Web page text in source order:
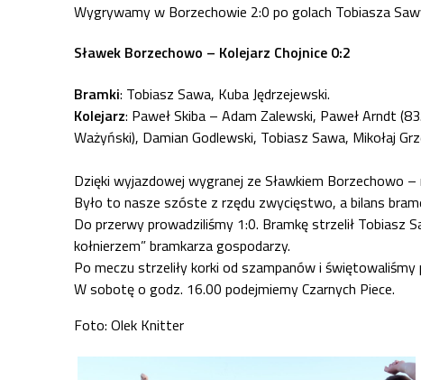
Wygrywamy w Borzechowie 2:0 po golach Tobiasza
Sławek Borzechowo – Kolejarz Chojnice 0:2
Bramki: Tobiasz Sawa, Kuba Jędrzejewski.
Kolejarz: Paweł Skiba – Adam Zalewski, Paweł Arndt
Ważyński), Damian Godlewski, Tobiasz Sawa, Mikołaj
Dzięki wyjazdowej wygranej ze Sławkiem Borzechowo
Było to nasze szóste z rzędu zwycięstwo, a bilans
Do przerwy prowadziliśmy 1:0. Bramkę strzelił Tobiasz
kołnierzem” bramkarza gospodarzy.
Po meczu strzeliły korki od szampanów i
W sobotę o godz. 16.00 podejmiemy Czarnych Piece.
Foto: Olek Knitter